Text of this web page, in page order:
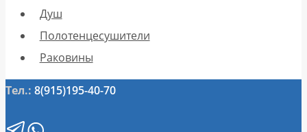
Душ
Полотенцесушители
Раковины
Тел.: 8(915)195-40-70